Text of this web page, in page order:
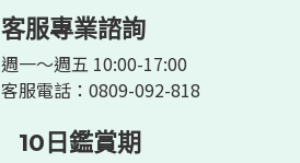
客服專業諮詢
週一～週五 10:00-17:00
客服電話：0809-092-818
10日鑑賞期